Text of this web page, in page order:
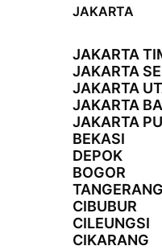
JAKARTA
JAKARTA
JAKARTA
JAKARTA
JAKARTA
JAKARTA
BEKASI
DEPOK
BOGOR
TANGERANG
CIBUBUR
CILEUNGSI
CIKARANG